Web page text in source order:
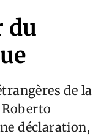
du
de la
déclaration,